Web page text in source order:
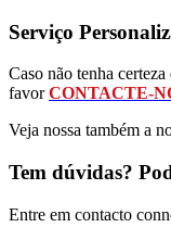
Serviço
Caso não tenha
favorCONTACTE-
Veja nossa também a
Tem dúvidas?
Entre em contacto